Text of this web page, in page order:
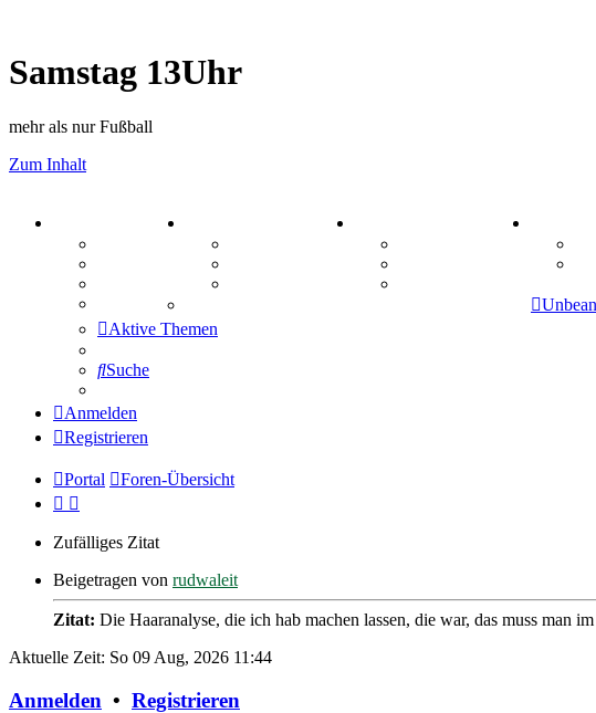
Samstag 13Uhr
mehr als nur Fußball
Zum Inhalt
Mastodon
Aktive Themen
Suche
Anmelden
Registrieren
Portal Foren-Übersicht
Zufälliges Zitat
Beigetragen von rudwaleit
Zitat: Die Haaranalyse, die ich hab machen lassen, die war, das muss man
Aktuelle Zeit: So 09 Aug, 2026 11:44
Anmelden • Registrieren